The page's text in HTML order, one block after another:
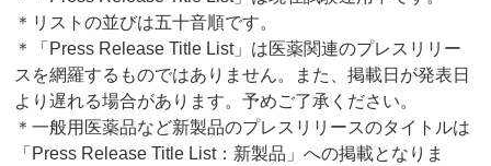
＊リストの並びは五十音順です。
＊「Press Release Title List」は医薬関連のプレスリリー
スを網羅するものではありません。また、掲載日が発表日
より遅れる場合があります。予めご了承ください。
＊一般用医薬品など新製品のプレスリリースのタイトルは
「Press Release Title List：新製品」への掲載となりま